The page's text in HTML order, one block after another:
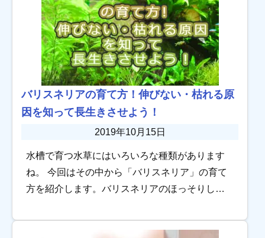
バリスネリアの育て方！伸びない・枯れる原
因を知って長生きさせよう！
2019年10月15日
水槽で育つ水草にはいろいろな種類があります
ね。 今回はその中から「バリスネリア」の育て
方を紹介します。バリスネリアのほっそりした
られる種類なのですが、ちょっとしたコツを知